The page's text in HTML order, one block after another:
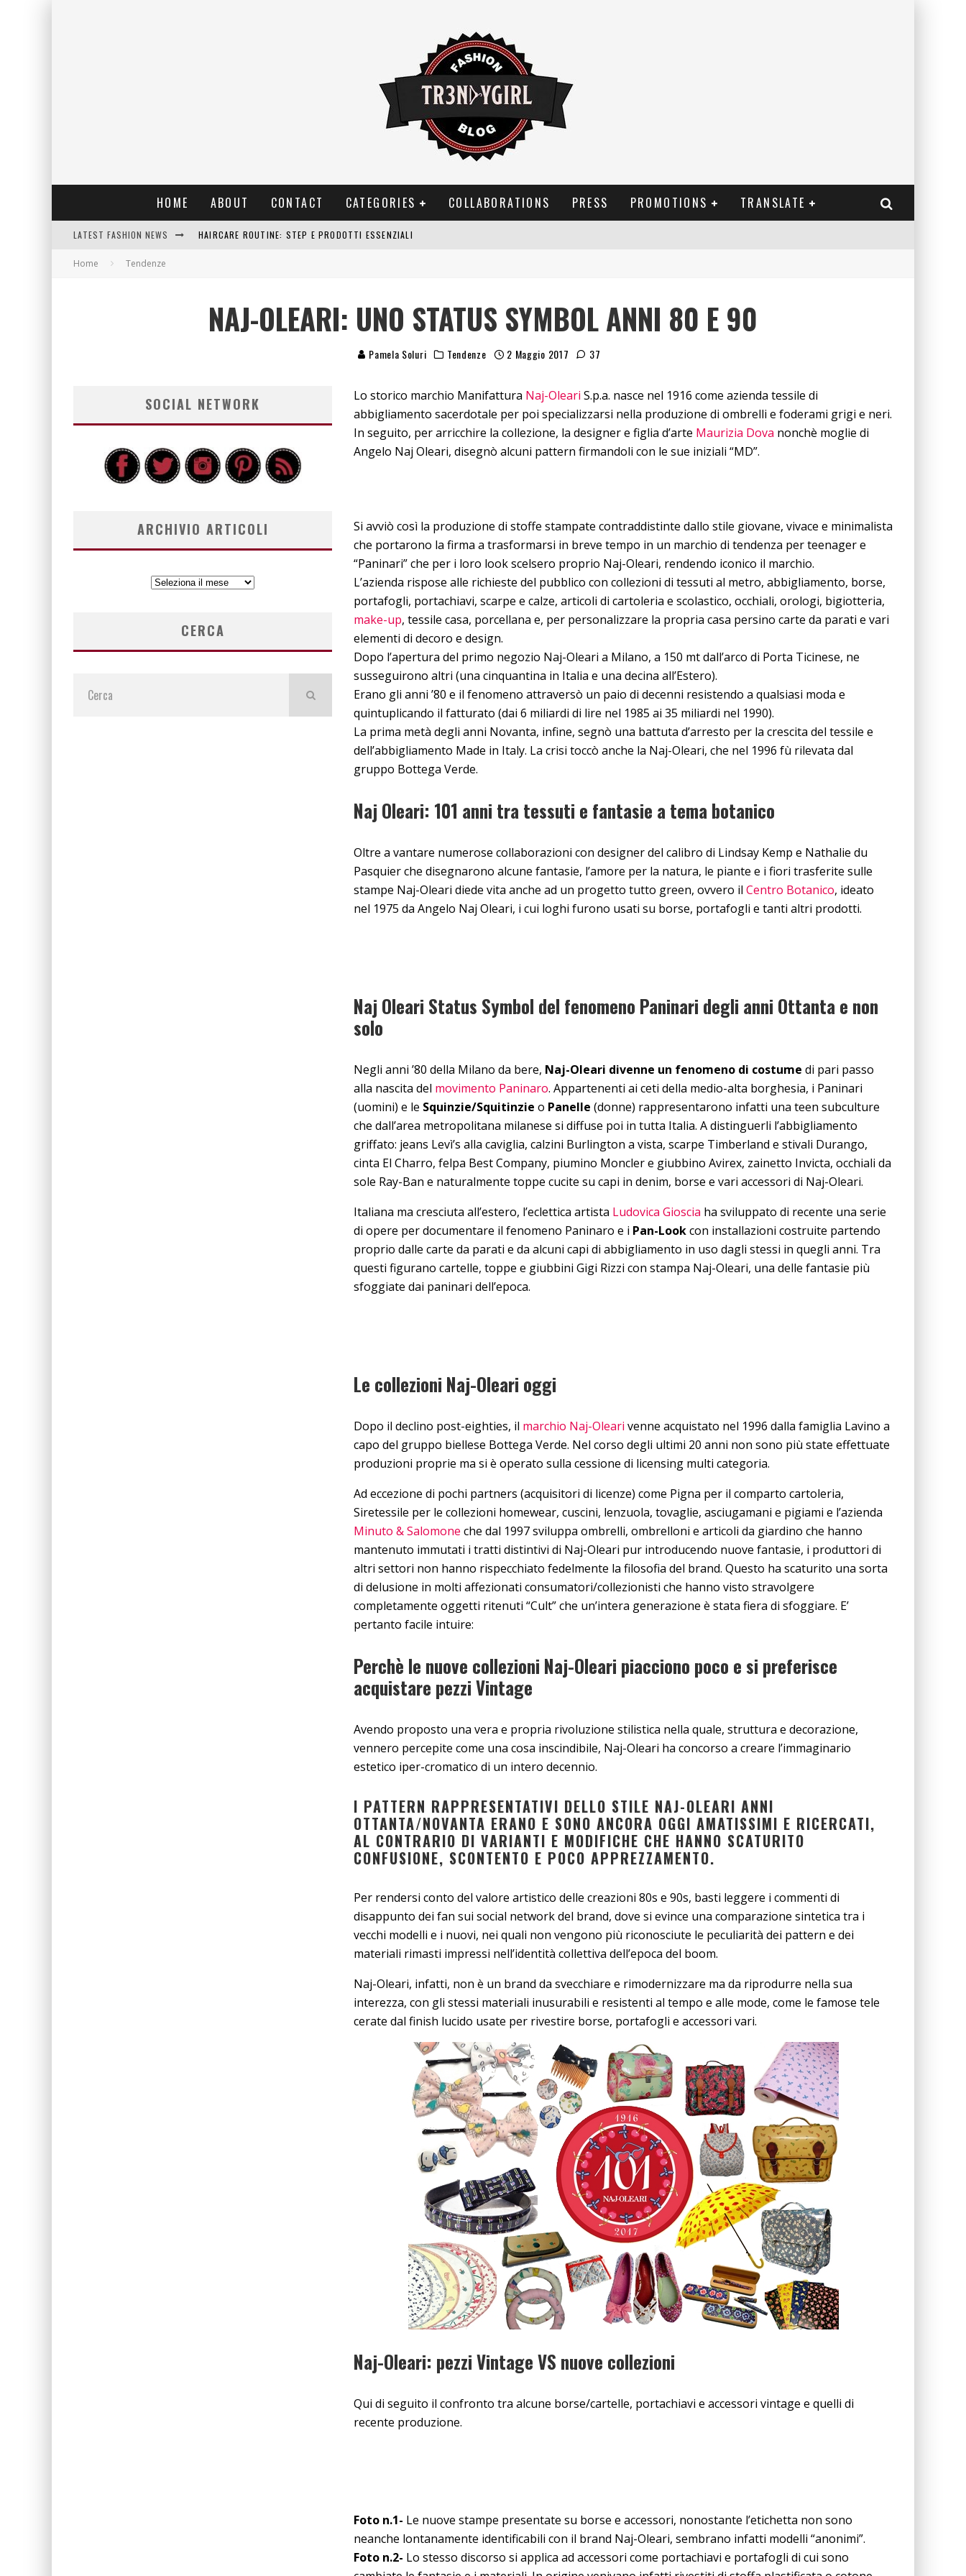
HOME ABOUT CONTACT CATEGORIES COLLABORATIONS PRESS PROMOTIONS TRANSLATE
LATEST FASHION NEWS HAIRCARE ROUTINE: STEP E PRODOTTI ESSENZIALI
DETTAGLI INTRAMONTABILI NEI COSTUMI DA BAGNO DA DONNA: COSA NON PASSA MAI DI MODA?
Home Tendenze
NAJ-OLEARI: UNO STATUS SYMBOL ANNI 80 E 90
Pamela Soluri Tendenze 2 Maggio 2017 37
Lo storico marchio Manifattura Naj-Oleari S.p.a. nasce nel 1916 come azienda tessile di
abbigliamento sacerdotale per poi specializzarsi nella produzione di ombrelli e foderami grigi e neri.
In seguito, per arricchire la collezione, la designer e figlia d’arte Maurizia Dova nonchè moglie di
Angelo Naj Oleari, disegnò alcuni pattern firmandoli con le sue iniziali “MD”.
Si avviò così la produzione di stoffe stampate contraddistinte dallo stile giovane, vivace e minimalista
che portarono la firma a trasformarsi in breve tempo in un marchio di tendenza per teenager e
“Paninari” che per i loro look scelsero proprio Naj-Oleari, rendendo iconico il marchio.
L’azienda rispose alle richieste del pubblico con collezioni di tessuti al metro, abbigliamento, borse,
portafogli, portachiavi, scarpe e calze, articoli di cartoleria e scolastico, occhiali, orologi, bigiotteria,
make-up, tessile casa, porcellana e, per personalizzare la propria casa persino carte da parati e vari
elementi di decoro e design.
Dopo l’apertura del primo negozio Naj-Oleari a Milano, a 150 mt dall’arco di Porta Ticinese, ne
susseguirono altri (una cinquantina in Italia e una decina all’Estero).
Erano gli anni ’80 e il fenomeno attraversò un paio di decenni resistendo a qualsiasi moda e
quintuplicando il fatturato (dai 6 miliardi di lire nel 1985 ai 35 miliardi nel 1990).
La prima metà degli anni Novanta, infine, segnò una battuta d’arresto per la crescita del tessile e
dell’abbigliamento Made in Italy. La crisi toccò anche la Naj-Oleari, che nel 1996 fù rilevata dal
gruppo Bottega Verde.
Naj Oleari: 101 anni tra tessuti e fantasie a tema botanico
Oltre a vantare numerose collaborazioni con designer del calibro di Lindsay Kemp e Nathalie du
Pasquier che disegnarono alcune fantasie, l’amore per la natura, le piante e i fiori trasferite sulle
stampe Naj-Oleari diede vita anche ad un progetto tutto green, ovvero il Centro Botanico, ideato
nel 1975 da Angelo Naj Oleari, i cui loghi furono usati su borse, portafogli e tanti altri prodotti.
Naj Oleari Status Symbol del fenomeno Paninari degli anni Ottanta e non
solo
Negli anni ’80 della Milano da bere, Naj-Oleari divenne un fenomeno di costume di pari passo
alla nascita del movimento Paninaro. Appartenenti ai ceti della medio-alta borghesia, i Paninari
(uomini) e le Squinzie/Squitinzie o Panelle (donne) rappresentarono infatti una teen subculture
che dall’area metropolitana milanese si diffuse poi in tutta Italia. A distinguerli l’abbigliamento
griffato: jeans Levì’s alla caviglia, calzini Burlington a vista, scarpe Timberland e stivali Durango,
cinta El Charro, felpa Best Company, piumino Moncler e giubbino Avirex, zainetto Invicta, occhiali da
sole Ray-Ban e naturalmente toppe cucite su capi in denim, borse e vari accessori di Naj-Oleari.
Italiana ma cresciuta all’estero, l’eclettica artista Ludovica Gioscia ha sviluppato di recente una serie
di opere per documentare il fenomeno Paninaro e i Pan-Lookcon installazioni costruite partendo
proprio dalle carte da parati e da alcuni capi di abbigliamento in uso dagli stessi in quegli anni. Tra
questi figurano cartelle, toppe e giubbini Gigi Rizzi con stampa Naj-Oleari, una delle fantasie più
sfoggiate dai paninari dell’epoca.
Le collezioni Naj-Oleari oggi
Dopo il declino post-eighties, il marchio Naj-Oleari venne acquistato nel 1996 dalla famiglia Lavino a
capo del gruppo biellese Bottega Verde. Nel corso degli ultimi 20 anni non sono più state effettuate
produzioni proprie ma si è operato sulla cessione di licensing multi categoria.
Ad eccezione di pochi partners (acquisitori di licenze) come Pigna per il comparto cartoleria,
Siretessile per le collezioni homewear, cuscini, lenzuola, tovaglie, asciugamani e pigiami e l’azienda
Minuto & Salomone che dal 1997 sviluppa ombrelli, ombrelloni e articoli da giardino che hanno
mantenuto immutati i tratti distintivi di Naj-Oleari pur introducendo nuove fantasie, i produttori di
altri settori non hanno rispecchiato fedelmente la filosofia del brand. Questo ha scaturito una sorta
di delusione in molti affezionati consumatori/collezionisti che hanno visto stravolgere
completamente oggetti ritenuti “Cult” che un’intera generazione è stata fiera di sfoggiare. E’
pertanto facile intuire:
Perchè le nuove collezioni Naj-Oleari piacciono poco e si preferisce
acquistare pezzi Vintage
Avendo proposto una vera e propria rivoluzione stilistica nella quale, struttura e decorazione,
vennero percepite come una cosa inscindibile, Naj-Oleari ha concorso a creare l’immaginario
estetico iper-cromatico di un intero decennio.
I PATTERN RAPPRESENTATIVI DELLO STILE NAJ-OLEARI ANNI
OTTANTA/NOVANTA ERANO E SONO ANCORA OGGI AMATISSIMI E RICERCATI,
AL CONTRARIO DI VARIANTI E MODIFICHE CHE HANNO SCATURITO
CONFUSIONE, SCONTENTO E POCO APPREZZAMENTO.
Per rendersi conto del valore artistico delle creazioni 80s e 90s, basti leggere i commenti di
disappunto dei fan sui social network del brand, dove si evince una comparazione sintetica tra i
vecchi modelli e i nuovi, nei quali non vengono più riconosciute le peculiarità dei pattern e dei
materiali rimasti impressi nell’identità collettiva dell’epoca del boom.
Naj-Oleari, infatti, non è un brand da svecchiare e rimodernizzare ma da riprodurre nella sua
interezza, con gli stessi materiali inusurabili e resistenti al tempo e alle mode, come le famose tele
cerate dal finish lucido usate per rivestire borse, portafogli e accessori vari.
Naj-Oleari: pezzi Vintage VS nuove collezioni
Qui di seguito il confronto tra alcune borse/cartelle, portachiavi e accessori vintage e quelli di
recente produzione.
Foto n.1- Le nuove stampe presentate su borse e accessori, nonostante l’etichetta non sono
neanche lontanamente identificabili con il brand Naj-Oleari, sembrano infatti modelli “anonimi”.
Foto n.2- Lo stesso discorso si applica ad accessori come portachiavi e portafogli di cui sono
SOCIAL NETWORK
ARCHIVIO ARTICOLI
ARCHIVIO
CERCA